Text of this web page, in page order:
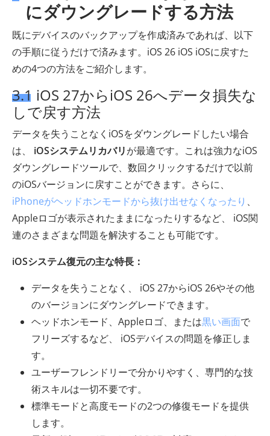
にダウングレードする方法
既にデバイスのバックアップを作成済みであれば、以下
の手順に従うだけで済みます。iOS 26 iOS iOSに戻すた
めの4つの方法をご紹介します。
3.1 iOS 27からiOS 26へデータ損失な
しで戻す方法
データを失うことなくiOSをダウングレードしたい場合
は、 iOSシステムリカバリが最適です。これは強力なiOS
ダウングレードツールで、数回クリックするだけで以前
のiOSバージョンに戻すことができます。さらに、
iPhoneがヘッドホンモードから抜け出せなくなったり 、
Appleロゴが表示されたままになったりするなど、 iOS関
連のさまざまな問題を解決することも可能です。
iOSシステム復元の主な特長：
データを失うことなく、 iOS 27からiOS 26やその他
のバージョンにダウングレードできます。
ヘッドホンモード、Appleロゴ、または黒い画面で
フリーズするなど、 iOSデバイスの問題を修正しま
す。
ユーザーフレンドリーで分かりやすく、専門的な技
術スキルは一切不要です。
標準モードと高度モードの2つの修復モードを提供
します。